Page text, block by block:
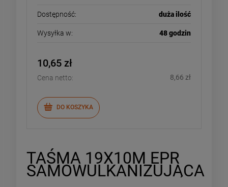
Dostępność: duża ilość
Wysyłka w: 48 godzin
10,65 zł
Cena netto: 8,66 zł
DO KOSZYKA
TAŚMA 19X10M EPR
SAMOWULKANIZUJĄCA